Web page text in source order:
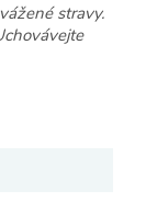
stravy.